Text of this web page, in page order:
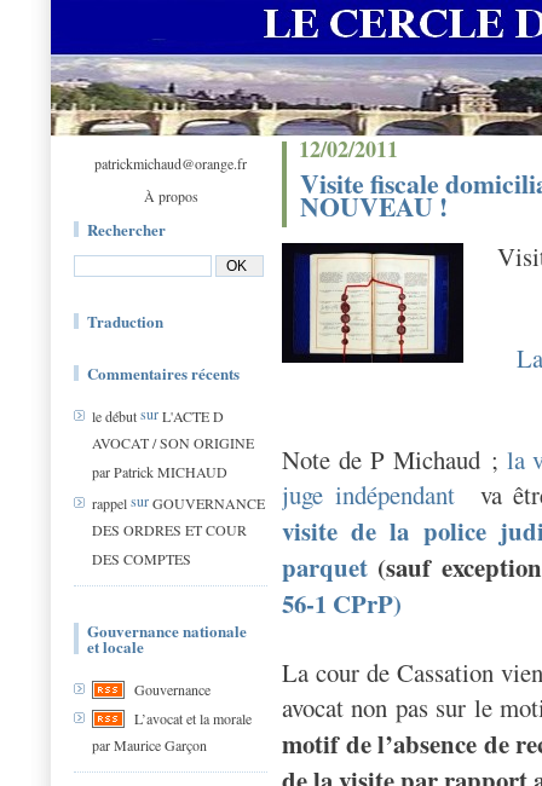
patrickmichaud@orange.fr
À propos
Rechercher
Traduction
Commentaires récents
le débutsurL'ACTE D
AVOCAT / SON ORIGINE
par Patrick MICHAUD
rappelsurGOUVERNANCE
DES ORDRES ET COUR
DES COMPTES
Gouvernance nationale
et locale
Gouvernance
L’avocat et la morale
par Maurice Garçon
12/02/2011
Visite fiscale
NOUVEAU !
Note de P Michaud ; la
juge indépendantva être
visite de la police
parquet (sauf
56-1 CPrP)
La cour de Cassation
avocat non pas sur le
motif de l’absence de